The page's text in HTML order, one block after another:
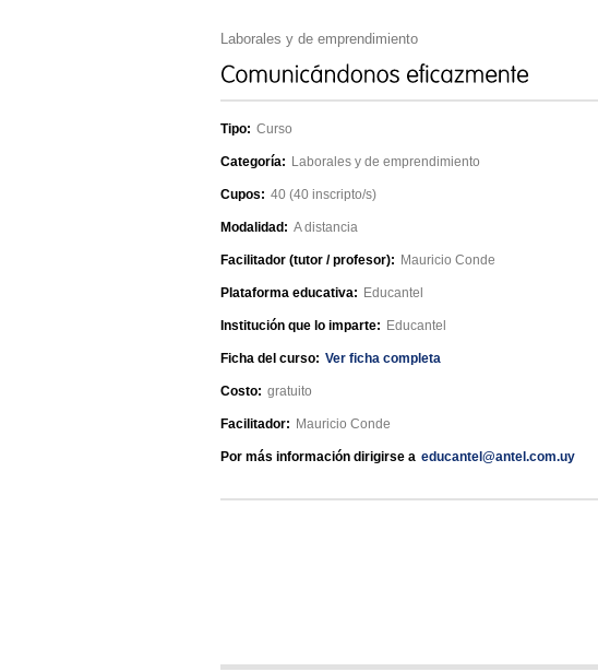
Laborales y de emprendimiento
Tipo: Curso
Categoría: Laborales y de emprendimiento
Cupos: 40 (40 inscripto/s)
Modalidad: A distancia
Facilitador (tutor / profesor): Mauricio Conde
Plataforma educativa: Educantel
Institución que lo imparte: Educantel
Ficha del curso: Ver ficha completa
Costo: gratuito
Facilitador: Mauricio Conde
Por más información dirigirse a educantel@antel.com.uy